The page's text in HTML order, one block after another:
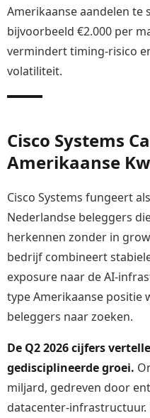
Amerikaanse aandelen te
bijvoorbeeld €2.000 per
vermindert timing-risico
volatiliteit.
Cisco Systems
Amerikaanse
Cisco Systems fungeert
Nederlandse beleggers
herkennen zonder in
bedrijf combineert
exposure naar de AI-
type Amerikaanse positie
beleggers naar zoeken.
De Q2 2026 cijfers
gedisciplineerde groei.
miljard, gedreven door
datacenter-